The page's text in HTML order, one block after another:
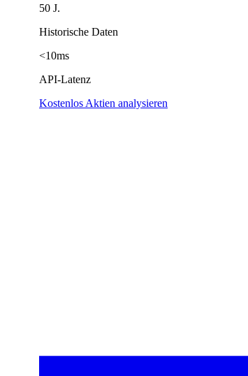
50 J.
Historische Daten
<10ms
API-Latenz
Kostenlos Aktien analysieren